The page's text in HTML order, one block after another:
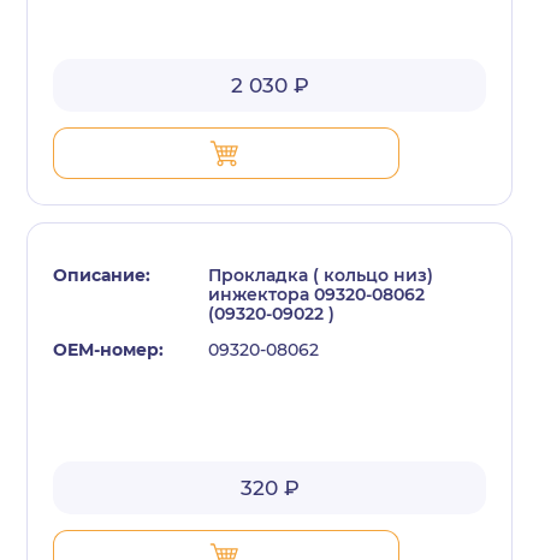
2 030 ₽
Прокладка ( кольцо низ)
инжектора 09320-08062
(09320-09022 )
09320-08062
320 ₽